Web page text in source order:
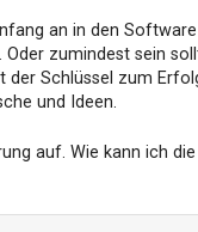
an in den Software
zumindest sein
Schlüssel zum
und Ideen.
auf. Wie kann ich die